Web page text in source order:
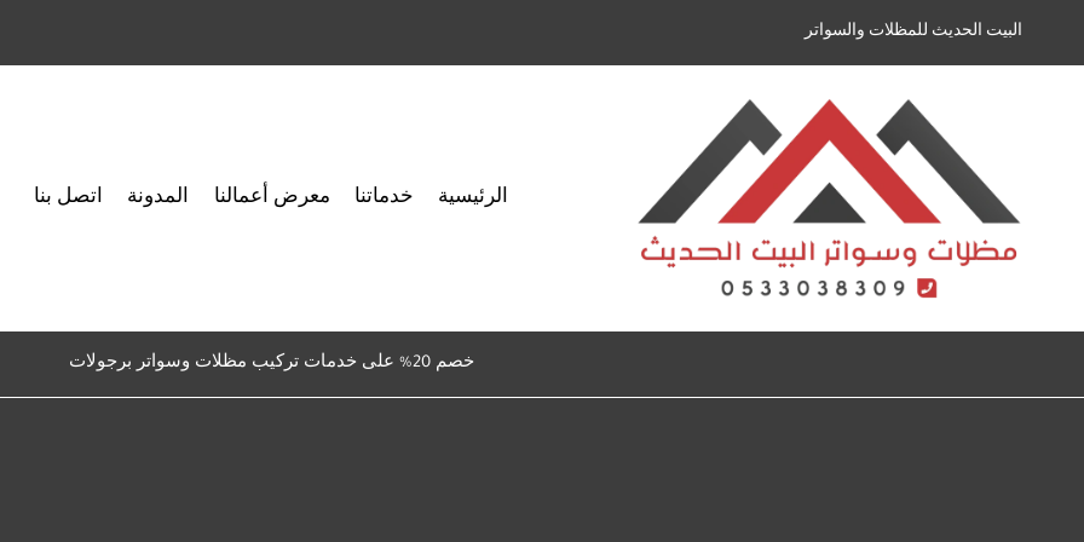
البيت الحديث للمظلات والسواتر
الرئيسية خدماتنا معرض أعمالنا المدونة اتصل بنا
خصم 20% على خدمات تركيب مظلات وسواتر برجولات